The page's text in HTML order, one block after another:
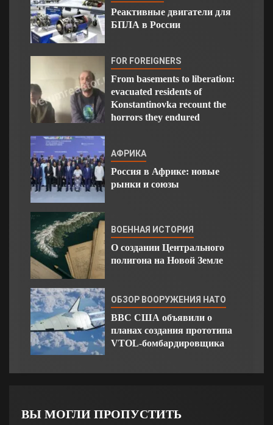
Реактивные двигатели для
БПЛА в России
FOR FOREIGNERS
From basements to liberation:
evacuated residents of
Konstantinovka recount the
horrors they endured
АФРИКА
Россия в Африке: новые
рынки и союзы
ВОЕННАЯ ИСТОРИЯ
О создании Центрального
полигона на Новой Земле
ОБЗОР ВООРУЖЕНИЯ НАТО
ВВС США объявили о
планах создания прототипа
VTOL-бомбардировщика
ВЫ МОГЛИ ПРОПУСТИТЬ